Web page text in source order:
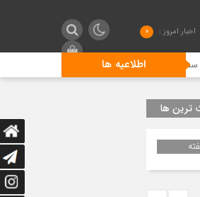
اخبار امروز : 0
اطلاعیه هالاهیجان چیست؟
ترین ها